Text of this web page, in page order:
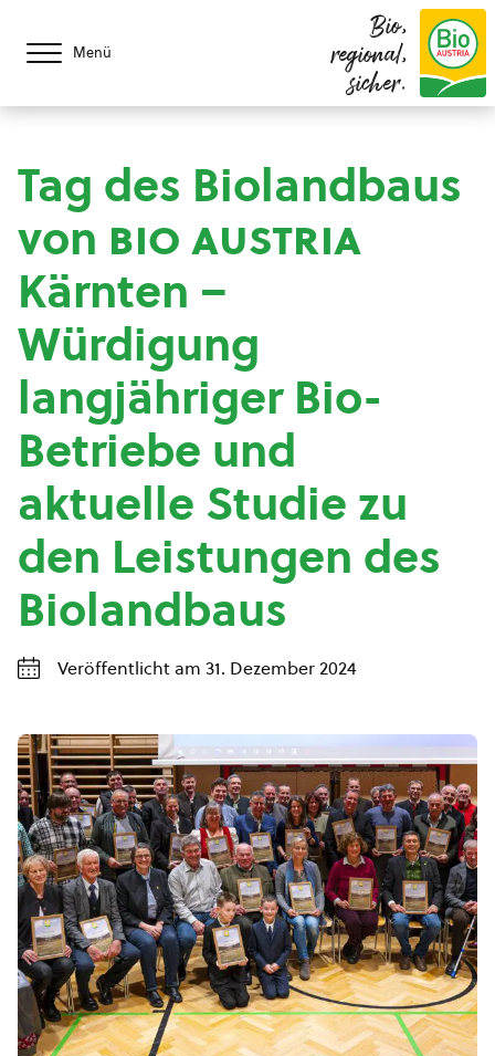
Menü
Bio,
regional,
sicher.
Tag des Biolandbaus
von bio austria
Kärnten –
Würdigung
langjähriger Bio-
Betriebe und
aktuelle Studie zu
den Leistungen des
Biolandbaus
Veröffentlicht am 31. Dezember 2024